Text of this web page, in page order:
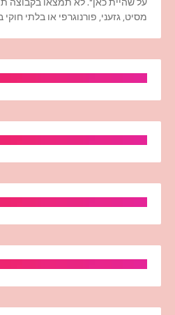
מסיט, גזעני, פורנוגרפי או בלתי